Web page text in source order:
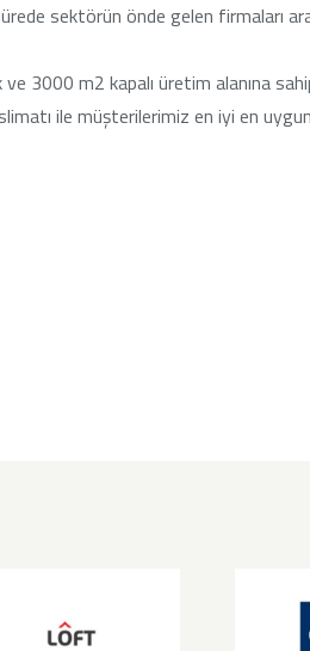
sektörün önde gelen firmaları
3000 m2 kapalı üretim alanına
ile müşterilerimiz en iyi en